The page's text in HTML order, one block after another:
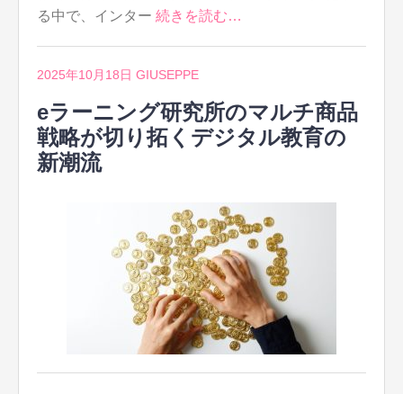
る中で、インター 続きを読む…
2025年10月18日 GIUSEPPE
eラーニング研究所のマルチ商品
戦略が切り拓くデジタル教育の
新潮流